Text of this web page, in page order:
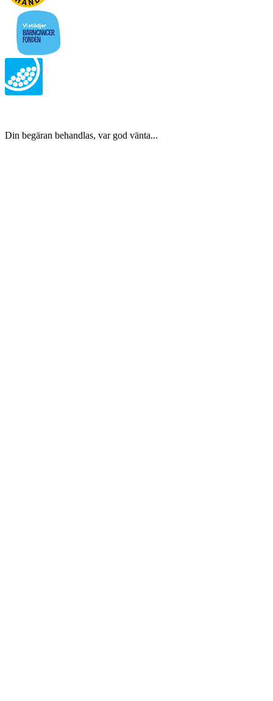
Din begäran behandlas, var god vänta...